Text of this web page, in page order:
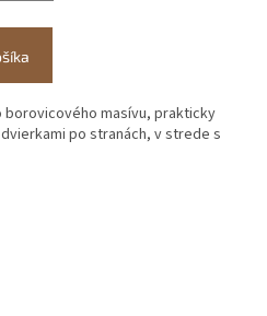
masívu, prakticky
po stranách, v strede s